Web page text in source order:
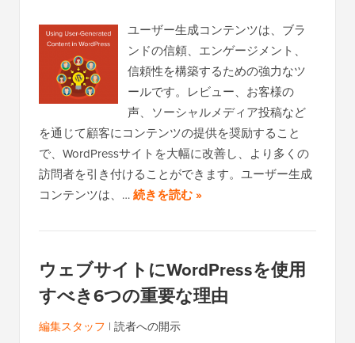
ユーザー生成コンテンツは、ブラ
ンドの信頼、エンゲージメント、
信頼性を構築するための強力なツ
ールです。レビュー、お客様の
声、ソーシャルメディア投稿など
を通じて顧客にコンテンツの提供を奨励すること
で、WordPressサイトを大幅に改善し、より多くの
訪問者を引き付けることができます。ユーザー生成
コンテンツは、…続きを読む »
ウェブサイトにWordPressを使用
すべき6つの重要な理由
編集スタッフ | 読者への開示